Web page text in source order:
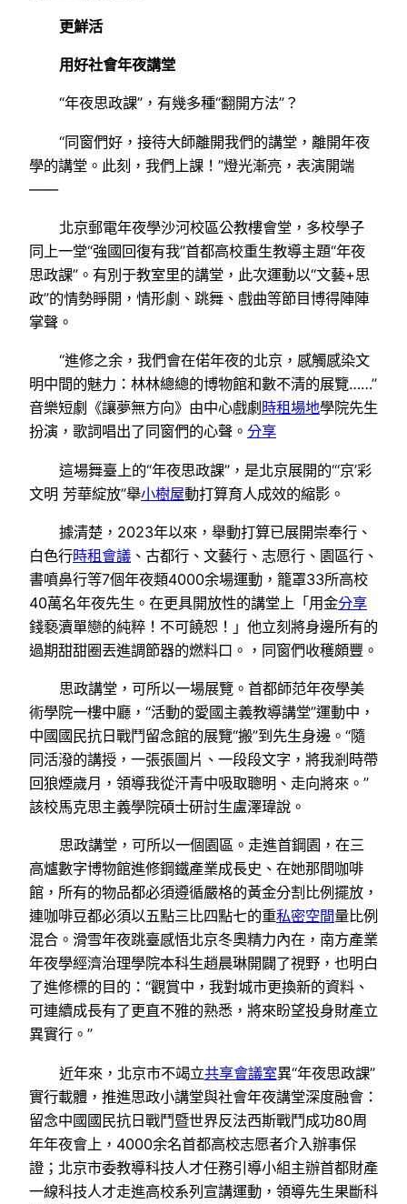
更鮮活
用好社會年夜講堂
“年夜思政課”，有幾多種“翻開方法”？
“同窗們好，接待大師離開我們的講堂，離開年夜
學的講堂。此刻，我們上課！”燈光漸亮，表演開端
——
北京郵電年夜學沙河校區公教樓會堂，多校學子
同上一堂“強國回復有我”首都高校重生教導主題“年夜
思政課”。有別于教室里的講堂，此次運動以“文藝+思
政”的情勢睜開，情形劇、跳舞、戲曲等節目博得陣陣
掌聲。
“進修之余，我們會在偌年夜的北京，感觸感染文
明中間的魅力：林林總總的博物館和數不清的展覽……”
音樂短劇《讓夢無方向》由中心戲劇 時租場地學院先生
扮演，歌詞唱出了同窗們的心聲。 分享
這場舞臺上的“年夜思政課”，是北京展開的“‘京’彩
文明 芳華綻放”舉小樹屋動打算育人成效的縮影。
據清楚，2023年以來，舉動打算已展開崇奉行、
白色行時租會議 、古都行、文藝行、志愿行、園區行、
書噴鼻行等7個年夜類4000余場運動，籠罩33所高校
40萬名年夜先生。在更具開放性的講堂上「用金分享
錢褻瀆單戀的純粹！不可饒恕！」他立刻將身邊所有的
過期甜甜圈丟進調節器的燃料口。，同窗們收穫頗豐。
思政講堂，可所以一場展覽。首都師范年夜學美
術學院一樓中廳，“活動的愛國主義教導講堂”運動中，
中國國民抗日戰鬥留念館的展覽“搬”到先生身邊。“隨
同活潑的講授，一張張圖片、一段段文字，將我剎時帶
回狼煙歲月，領導我從汗青中吸取聰明、走向將來。”
該校馬克思主義學院碩士研討生盧澤瑋說。
思政講堂，可所以一個園區。走進首鋼園，在三
高爐數字博物館進修鋼鐵產業成長史、在她那間咖啡
館，所有的物品都必須遵循嚴格的黃金分割比例擺放，
連咖啡豆都必須以五點三比四點七的重私密空間量比例
混合。滑雪年夜跳臺感悟北京冬奧精力內在，南方產業
年夜學經濟治理學院本科生趙晨琳開闢了視野，也明白
了進修標的目的：“觀賞中，我對城市更換新的資料、
可連續成長有了更直不雅的熟悉，將來盼望投身財產立
異實行。”
近年來，北京市不竭立共享會議室異“年夜思政課”
實行載體，推進思政小講堂與社會年夜講堂深度融會：
留念中國國民抗日戰鬥暨世界反法西斯戰鬥成功80周
年年夜會上，4000余名首都高校志愿者介入辦事保
證；北京市委教導科技人才任務引導小組主辦首都財產
一線科技人才走進高校系列宣講運動，領導先生果斷科